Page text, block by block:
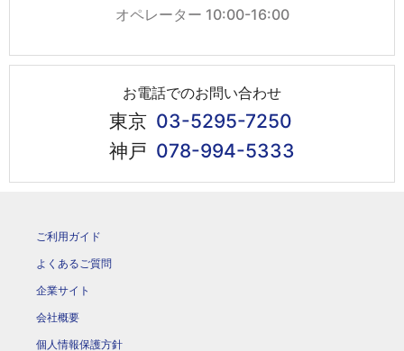
オペレーター 10:00-16:00
お電話でのお問い合わせ
東京 03-5295-7250
神戸 078-994-5333
ご利用ガイド
よくあるご質問
企業サイト
会社概要
個人情報保護方針